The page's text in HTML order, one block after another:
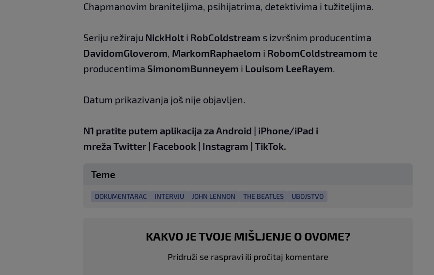
Chapmanovim braniteljima, psihijatrima, detektivima i tužiteljima.
Seriju režiraju NickHolt i RobColdstream s izvršnim producentima
DavidomGloverom, MarkomRaphaelom i RobomColdstreamom te
producentima SimonomBunneyem i Louisom LeeRayem.
Datum prikazivanja još nije objavljen.
N1 pratite putem aplikacija za Android | iPhone/iPad i
mreža Twitter | Facebook | Instagram | TikTok.
Teme
DOKUMENTARAC INTERVJU JOHN LENNON THE BEATLES UBOJSTVO
KAKVO JE TVOJE MIŠLJENJE O OVOME?
Pridruži se raspravi ili pročitaj komentare